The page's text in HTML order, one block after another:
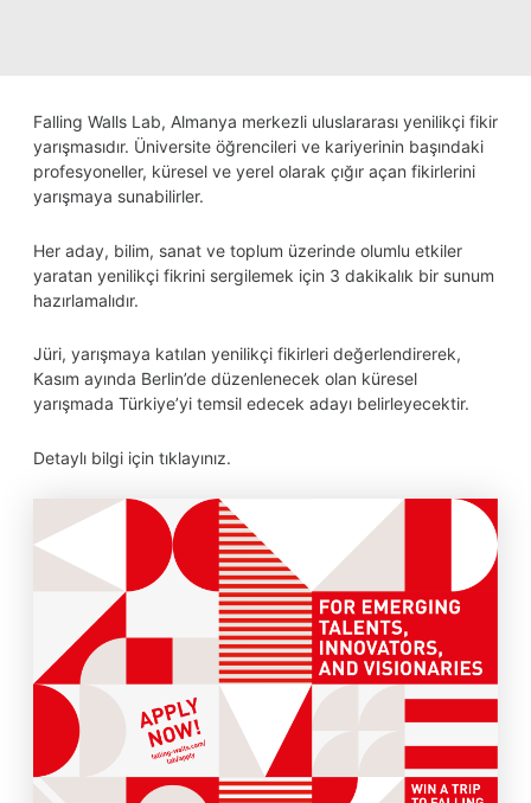
Falling Walls Lab, Almanya merkezli uluslararası yenilikçi fikir
yarışmasıdır. Üniversite öğrencileri ve kariyerinin başındaki
profesyoneller, küresel ve yerel olarak çığır açan fikirlerini
yarışmaya sunabilirler.
Her aday, bilim, sanat ve toplum üzerinde olumlu etkiler
yaratan yenilikçi fikrini sergilemek için 3 dakikalık bir sunum
hazırlamalıdır.
Jüri, yarışmaya katılan yenilikçi fikirleri değerlendirerek,
Kasım ayında Berlin’de düzenlenecek olan küresel
yarışmada Türkiye’yi temsil edecek adayı belirleyecektir.
Detaylı bilgi için tıklayınız.